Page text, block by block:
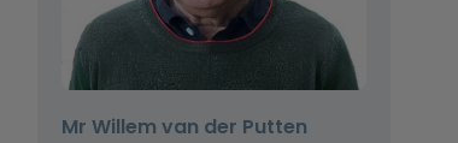
Mr Willem van der Putten